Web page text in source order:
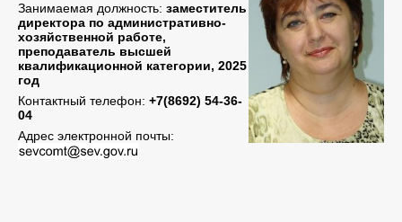
Занимаемая должность: заместитель
директора по административно-
хозяйственной работе,
преподаватель высшей
квалификационной категории, 2025
год
Контактный телефон: +7(8692) 54-36-
04
Адрес электронной почты: